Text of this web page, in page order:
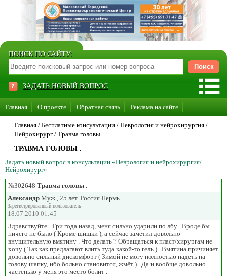
ПОИСК ПО САЙТУ:
ЗАДАТЬ НОВЫЙ ВОПРОС
Главная О проекте Обратная связь Реклама на сайте
Стать консультантом нашего сайта
Главная / Бесплатные консультации / Неврология и нейрохирургия /
Нейрохирург / Травма головы .
ТРАВМА ГОЛОВЫ .
Задать новый вопрос в консультации «Неврология и нейрохирургия/
Нейрохирург»
№302648 Травма головы .
Александр Муж., 25 лет. Россия Пермь
Зарегистрированный пользователь
18.07.2010 01:45
Здравствуйте . Три года назад, меня сильно ударили по лбу . Вроде бы
ничего не было ( Кроме шишки ), а сейчас заметил довольно
внушительную вмятину . Что делать ? Обращаться к пласт/хирургам не
хочу ( Так как предлагают влить туда какой-то гель ) . Вмятина причиняет
довольно сильный дискомфорт ( Зимой не могу полностью надеть на
голову шапку, ибо больно становится, жмёт ) . Да и вообще довольно
частенько у меня это место болит .